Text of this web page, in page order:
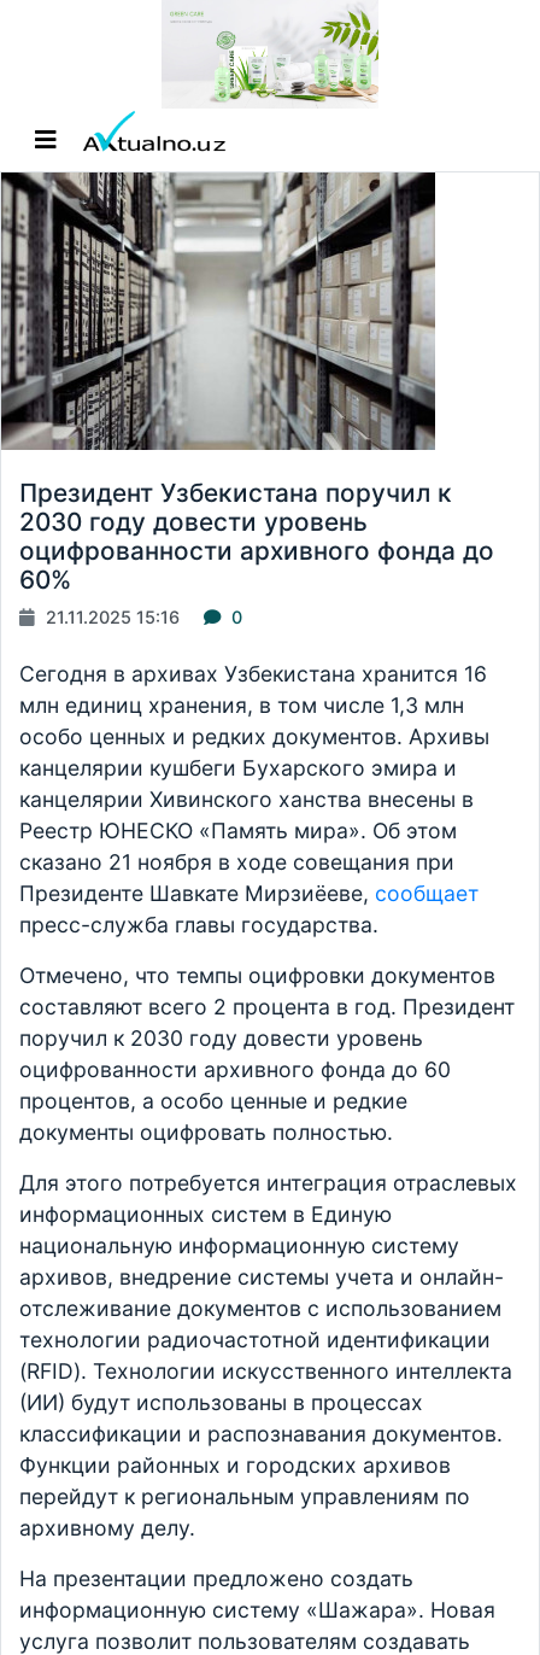
Президент Узбекистана поручил к
2030 году довести уровень
оцифрованности архивного фонда до
60%
21.11.2025 15:16 0
Сегодня в архивах Узбекистана хранится 16
млн единиц хранения, в том числе 1,3 млн
особо ценных и редких документов. Архивы
канцелярии кушбеги Бухарского эмира и
канцелярии Хивинского ханства внесены в
Реестр ЮНЕСКО «Память мира». Об этом
сказано 21 ноября в ходе совещания при
Президенте Шавкате Мирзиёеве, сообщает
пресс-служба главы государства.
Отмечено, что темпы оцифровки документов
составляют всего 2 процента в год. Президент
поручил к 2030 году довести уровень
оцифрованности архивного фонда до 60
процентов, а особо ценные и редкие
документы оцифровать полностью.
Для этого потребуется интеграция отраслевых
информационных систем в Единую
национальную информационную систему
архивов, внедрение системы учета и онлайн-
отслеживание документов с использованием
технологии радиочастотной идентификации
(RFID). Технологии искусственного интеллекта
(ИИ) будут использованы в процессах
классификации и распознавания документов.
Функции районных и городских архивов
перейдут к региональным управлениям по
архивному делу.
На презентации предложено создать
информационную систему «Шажара». Новая
услуга позволит пользователям создавать